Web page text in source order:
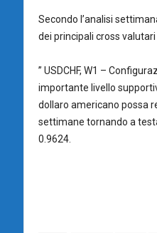
Secondo l’analisi
dei principali cross
” USDCHF, W1 –
importante livello
dollaro americano possa
settimane tornando a
0.9624.